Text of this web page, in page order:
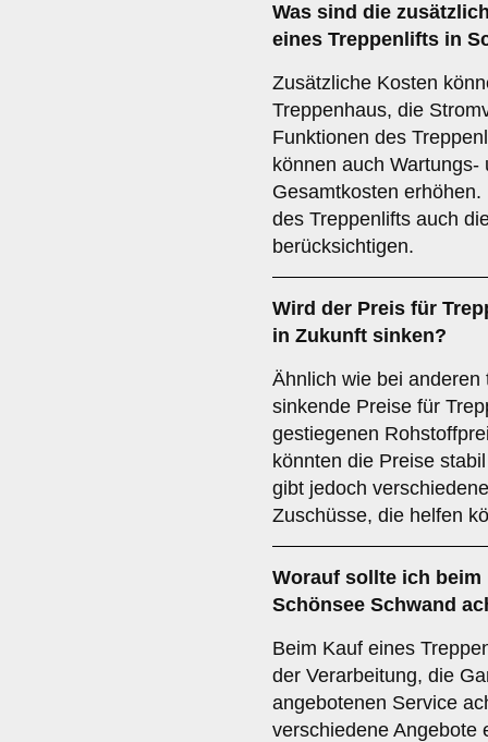
Was sind die
eines Treppenlifts in
Zusätzliche Kosten
Treppenhaus, die
Funktionen des
können auch
Gesamtkosten
des Treppenlifts auch
berücksichtigen.
Wird der Preis für
in Zukunft sinken?
Ähnlich wie bei
sinkende Preise für
gestiegenen
könnten die Preise
gibt jedoch
Zuschüsse, die helfen
Worauf sollte ich
Schönsee Schwand
Beim Kauf eines
der Verarbeitung, die
angebotenen Service
verschiedene Angebote